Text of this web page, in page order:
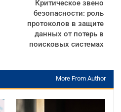
Критическое звено
безопасности: роль
протоколов в защите
данных от потерь в
поисковых системах
More From Author